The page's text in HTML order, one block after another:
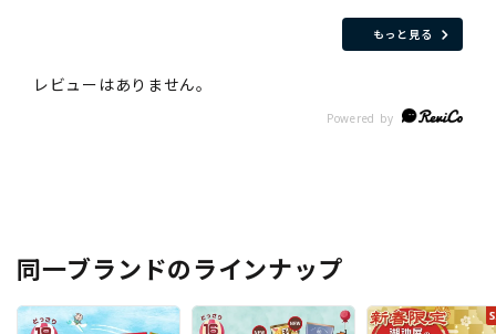
もっと見る
同一ブランドのラインナップ